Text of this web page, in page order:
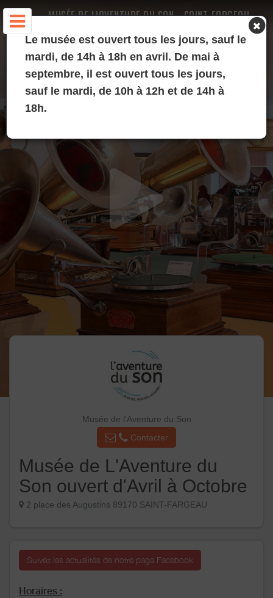
MUSÉE DE L'AVENTURE DU SON - SAINT-FARGEAU
Le musée est ouvert tous les jours, sauf le
mardi, de 14h à 18h en avril. De mai à
septembre, il est ouvert tous les jours,
sauf le mardi, de 10h à 12h et de 14h à
18h.
Musée de l'Aventure du Son
Contacter
Musée de L'Aventure du
Son ouvert d'Avril à Octobre
2 place des Augustins 89170 SAINT-FARGEAU
Suivez les actualités de notre page Facebook
Horaires :